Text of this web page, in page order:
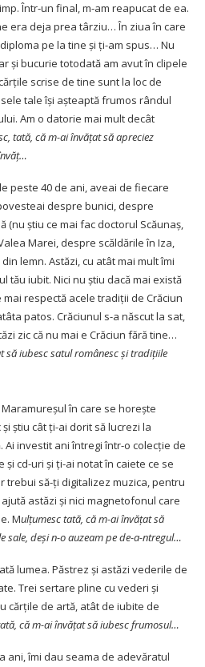
Într-un final, m-am reapucat de ea.
era deja prea târziu… În ziua în care
pe la tine și ți-am spus… Nu
și bucurie totodată am avut în clipele
scrise de tine sunt la loc de
tale își așteaptă frumos rândul
Am o datorie mai mult decât
tată, că m-ai învățat să apreciez
peste 40 de ani, aveai de fiecare
despre bunici, despre
(nu știu ce mai fac doctorul Scăunaș,
Marei, despre scăldările în Iza,
lemn. Astăzi, cu atât mai mult îmi
tău iubit. Nici nu știu dacă mai există
mai respectă acele tradiții de Crăciun
patos. Crăciunul s-a născut la sat,
zic că nu mai e Crăciun fără tine…
să iubesc satul românesc și tradițiile
în care se horește
știu cât ți-ai dorit să lucrezi la
investit ani întregi într-o colecție de
cd-uri și ți-ai notat în caiete ce se
trebui să-ți digitalizez muzica, pentru
astăzi și nici magnetofonul care
Mulțumesc tată, că m-ai învățat să
sale, deși n-o auzeam pe de-a-ntregul…
lumea. Păstrez și astăzi vederile de
Trei sertare pline cu vederi și
cărțile de artă, atât de iubite de
că m-ai învățat să iubesc frumosul…
ani, îmi dau seama de adevăratul